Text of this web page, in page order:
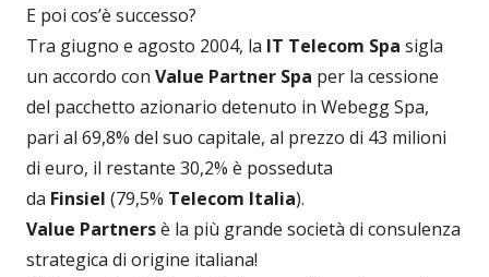
E poi cos’è successo?
Tra giugno e agosto 2004, la IT Telecom Spa sigla
un accordo con Value Partner Spa per la cessione
del pacchetto azionario detenuto in Webegg Spa,
pari al 69,8% del suo capitale, al prezzo di 43 milioni
di euro, il restante 30,2% è posseduta
da Finsiel (79,5% Telecom Italia).
Value Partnersè la più grande società di consulenza
strategica di origine italiana!